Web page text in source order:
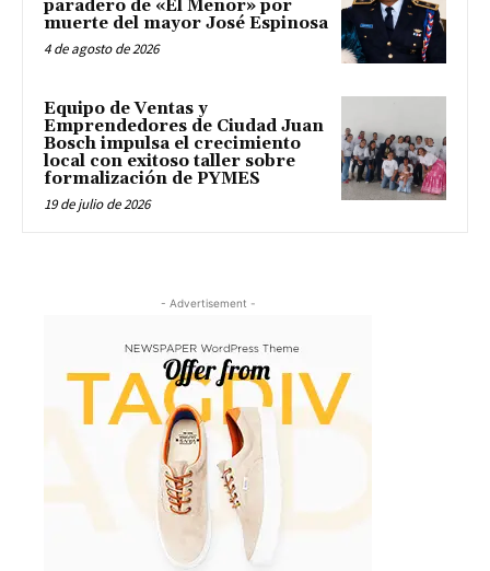
paradero de «El Menor» por
muerte del mayor José Espinosa
4 de agosto de 2026
Equipo de Ventas y
Emprendedores de Ciudad Juan
Bosch impulsa el crecimiento
local con exitoso taller sobre
formalización de PYMES
19 de julio de 2026
- Advertisement -